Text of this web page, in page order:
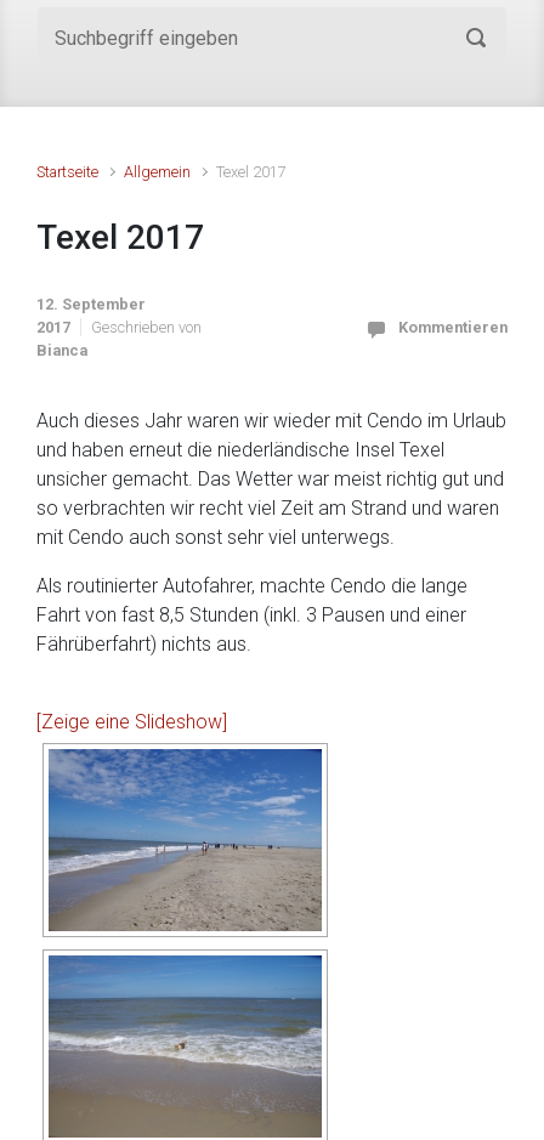
Startseite Allgemein Texel 2017
Texel 2017
12. September
2017
Geschrieben von
Bianca
Kommentieren
Auch dieses Jahr waren wir wieder mit Cendo im Urlaub
und haben erneut die niederländische Insel Texel
unsicher gemacht. Das Wetter war meist richtig gut und
so verbrachten wir recht viel Zeit am Strand und waren
mit Cendo auch sonst sehr viel unterwegs.
Als routinierter Autofahrer, machte Cendo die lange
Fahrt von fast 8,5 Stunden (inkl. 3 Pausen und einer
Fährüberfahrt) nichts aus.
[Zeige eine Slideshow]